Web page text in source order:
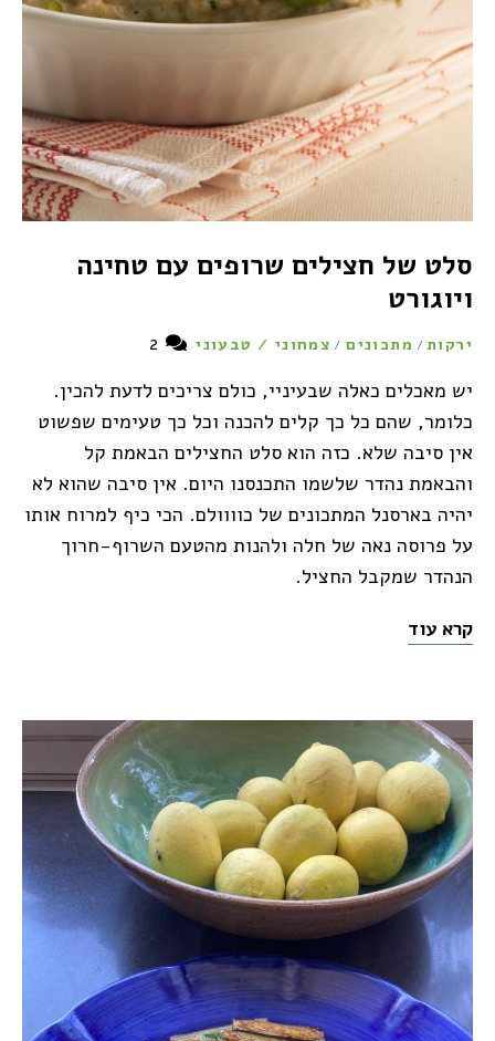
סלט של חצילים שרופים עם טחינה
ויוגורט
ירקות / מתכונים / צמחוני / טבעוני 2
יש מאכלים כאלה שבעיניי, כולם צריכים לדעת להכין.
כלומר, שהם כל כך קלים להכנה וכל כך טעימים שפשוט
אין סיבה שלא. כזה הוא סלט החצילים הבאמת קל
והבאמת נהדר שלשמו התכנסנו היום. אין סיבה שהוא לא
יהיה בארסנל המתכונים של כוווולם. הכי כיף למרוח אותו
על פרוסה נאה של חלה ולהנות מהטעם השרוף-חרוך
הנהדר שמקבל החציל.
קרא עוד